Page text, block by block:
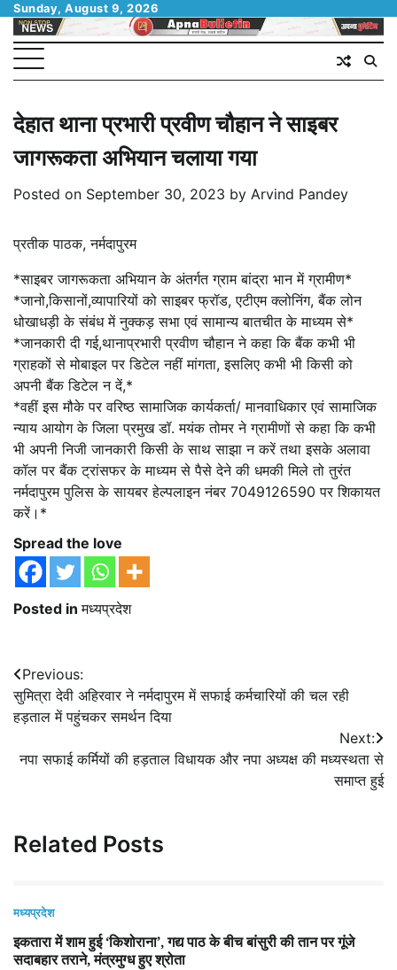
Skip
content
Sunday, August 9, 2026
देहात थाना प्रभारी प्रवीण चौहान ने साइबर
जागरूकता अभियान चलाया गया
Posted on September 30, 2023 by Arvind Pandey
प्रतीक पाठक, नर्मदापुरम
*साइबर जागरूकता अभियान के अंतर्गत ग्राम बांद्रा भान में ग्रामीण*
*जानो,किसानों,व्यापारियों को साइबर फ्रॉड, एटीएम क्लोनिंग, बैंक लोन
धोखाधड़ी के संबंध में नुक्कड़ सभा एवं सामान्य बातचीत के माध्यम से*
*जानकारी दी गई,थानाप्रभारी प्रवीण चौहान ने कहा कि बैंक कभी भी
ग्राहकों से मोबाइल पर डिटेल नहीं मांगता, इसलिए कभी भी किसी को
अपनी बैंक डिटेल न दें,*
*वहीं इस मौके पर वरिष्ठ सामाजिक कार्यकर्ता/ मानवाधिकार एवं सामाजिक
न्याय आयोग के जिला प्रमुख डॉ. मयंक तोमर ने ग्रामीणों से कहा कि कभी
भी अपनी निजी जानकारी किसी के साथ साझा न करें तथा इसके अलावा
कॉल पर बैंक ट्रांसफर के माध्यम से पैसे देने की धमकी मिले तो तुरंत
नर्मदापुरम पुलिस के सायबर हेल्पलाइन नंबर 7049126590 पर शिकायत
करें।*
Spread the love
Posted inमध्यप्रदेश
Post
navigation
Previous:
सुमित्रा देवी अहिरवार ने नर्मदापुरम में सफाई कर्मचारियों की चल रही
हड़ताल में पहुंचकर समर्थन दिया
Next:
नपा सफाई कर्मियों की हड़ताल विधायक और नपा अध्यक्ष की मध्यस्थता से
समाप्त हुई
Related Posts
मध्यप्रदेश
इकतारा में शाम हुई ‘किशोराना’, गद्य पाठ के बीच बांसुरी की तान पर गूंजे
सदाबहार तराने, मंत्रमुग्ध हुए श्रोता